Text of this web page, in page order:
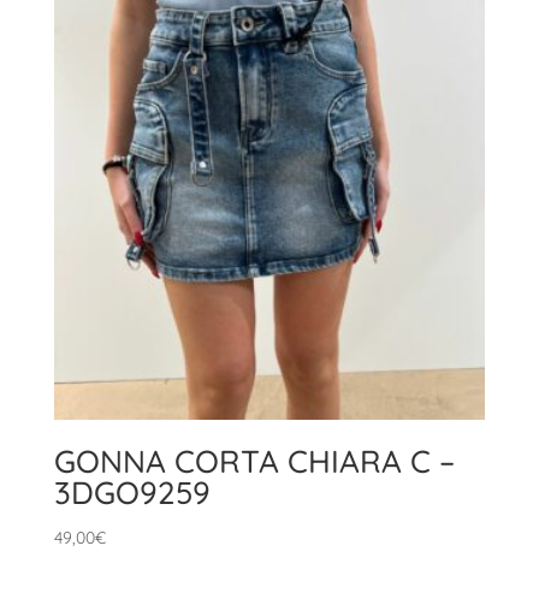
GONNA CORTA CHIARA C –
3DGO9259
49,00€